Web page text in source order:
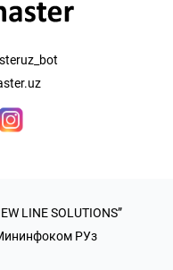
LINE SOLUTIONS”
РУз